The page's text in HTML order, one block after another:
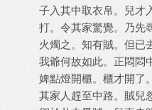
子入其中取衣帛。兒才
打。令其家驚覺。乃先
火燭之。知有賊。但已
我爺何故如此。正悶悶
婢點燈開櫃。櫃才開了
其家人趕至中路。賊兒